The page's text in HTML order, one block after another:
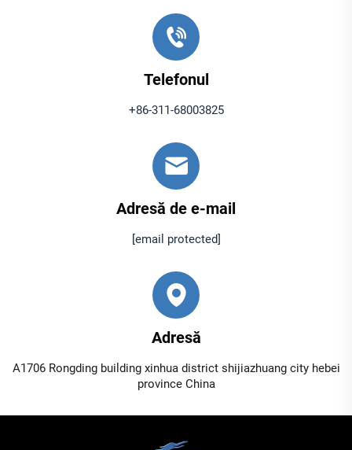
Telefonul
+86-311-68003825
Adresă de e-mail
[email protected]
Adresă
A1706 Rongding building xinhua district shijiazhuang city hebei
province China